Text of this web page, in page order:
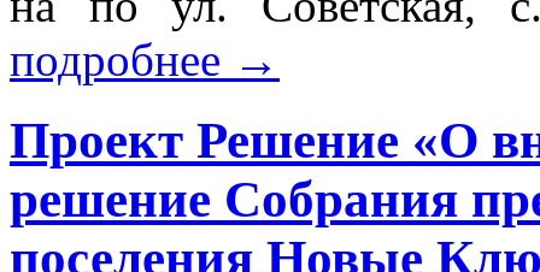
подробнее →
Проект Решение «О
решение Собрания
поселения Новые